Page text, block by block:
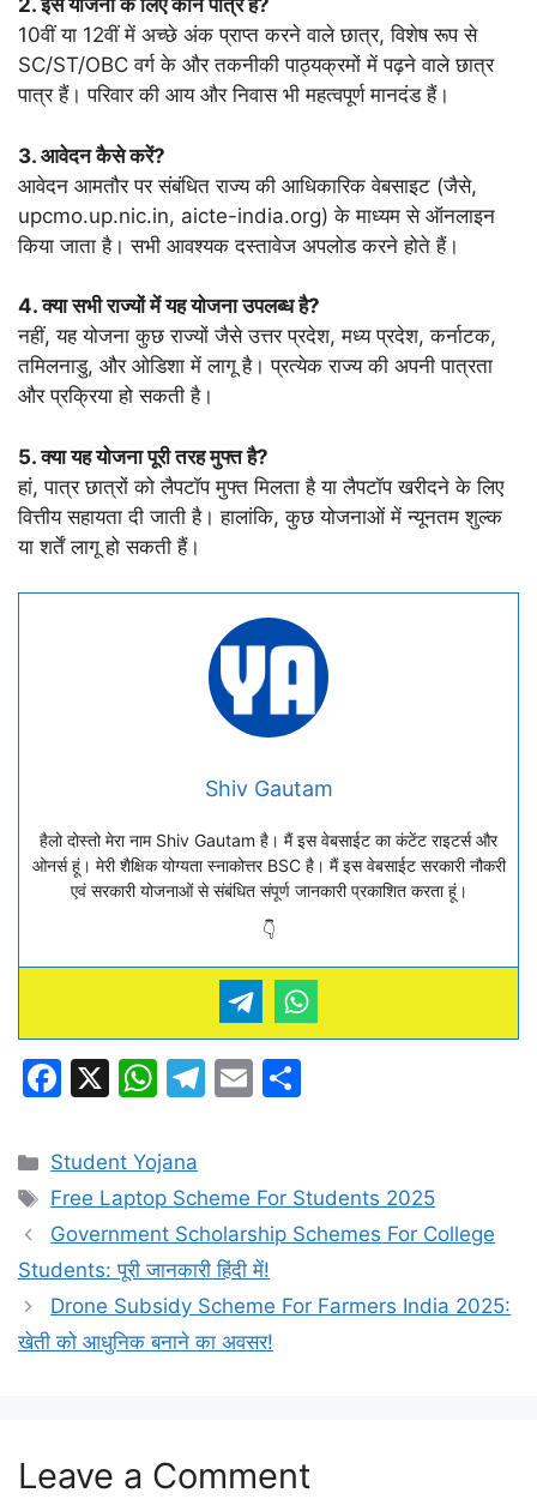
2. इस योजना के लिए कौन पात्र है?
10वीं या 12वीं में अच्छे अंक प्राप्त करने वाले छात्र, विशेष रूप से
SC/ST/OBC वर्ग के और तकनीकी पाठ्यक्रमों में पढ़ने वाले छात्र
पात्र हैं। परिवार की आय और निवास भी महत्वपूर्ण मानदंड हैं।
3. आवेदन कैसे करें?
आवेदन आमतौर पर संबंधित राज्य की आधिकारिक वेबसाइट (जैसे,
upcmo.up.nic.in, aicte-india.org) के माध्यम से ऑनलाइन
किया जाता है। सभी आवश्यक दस्तावेज अपलोड करने होते हैं।
4. क्या सभी राज्यों में यह योजना उपलब्ध है?
नहीं, यह योजना कुछ राज्यों जैसे उत्तर प्रदेश, मध्य प्रदेश, कर्नाटक,
तमिलनाडु, और ओडिशा में लागू है। प्रत्येक राज्य की अपनी पात्रता
और प्रक्रिया हो सकती है।
5. क्या यह योजना पूरी तरह मुफ्त है?
हां, पात्र छात्रों को लैपटॉप मुफ्त मिलता है या लैपटॉप खरीदने के लिए
वित्तीय सहायता दी जाती है। हालांकि, कुछ योजनाओं में न्यूनतम शुल्क
या शर्तें लागू हो सकती हैं।
Shiv Gautam
हैलो दोस्तो मेरा नाम Shiv Gautam है। मैं इस वेबसाईट का कंटेंट राइटर्स और
ओनर्स हूं। मेरी शैक्षिक योग्यता स्नाकोत्तर BSC है। मैं इस वेबसाईट सरकारी नौकरी
एवं सरकारी योजनाओं से संबंधित संपूर्ण जानकारी प्रकाशित करता हूं।
👇
F
c
e
b
o
o
k
X
W
at
s
A
p
p
T
gr
a
m
E
l
e
Categories
Student Yojana
Tags
Free Laptop Scheme For Students 2025
Government Scholarship Schemes For College
Students: पूरी जानकारी हिंदी में!
Drone Subsidy Scheme For Farmers India 2025:
खेती को आधुनिक बनाने का अवसर!
Leave a Comment